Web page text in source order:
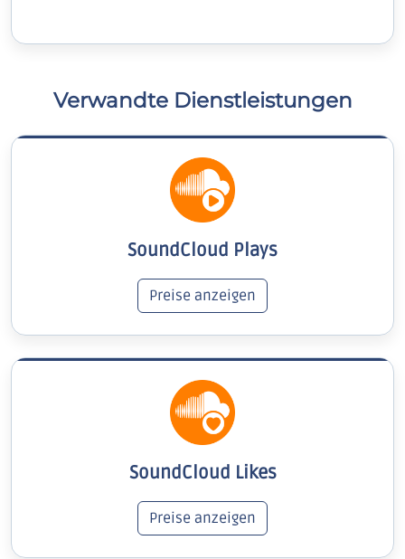
Verwandte Dienstleistungen
SoundCloud Plays
Preise anzeigen
SoundCloud Likes
Preise anzeigen